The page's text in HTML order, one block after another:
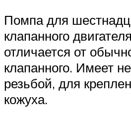
Помпа для
клапанного
отличается от
клапанного. Имеет
резьбой, для
кожуха.